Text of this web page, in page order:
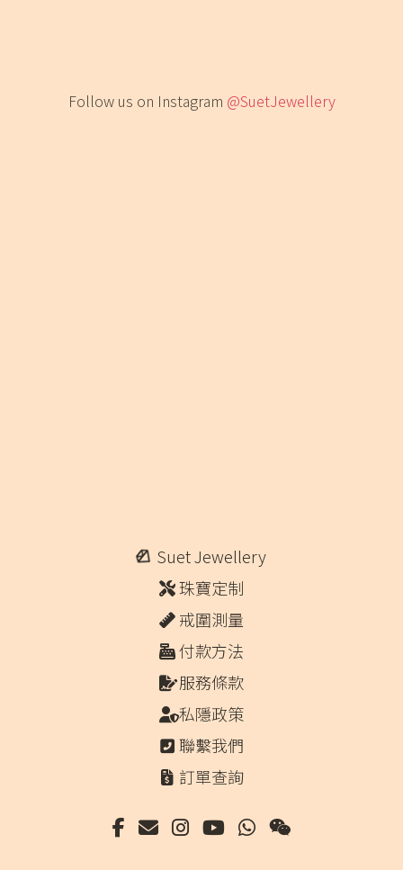
Follow us on Instagram @SuetJewellery
Suet Jewellery
珠寶定制
戒圍測量
付款方法
服務條款
私隱政策
聯繫我們
訂單查詢